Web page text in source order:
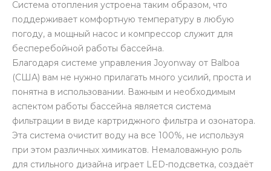
Система отопления устроена таким образом, что
поддерживает комфортную температуру в любую
погоду, а мощный насос и компрессор служит для
бесперебойной работы бассейна.
Благодаря системе управления Joyonway от Balboa
(США) вам не нужно прилагать много усилий, проста и
понятна в использовании. Важным и необходимым
аспектом работы бассейна является система
фильтрации в виде картриджного фильтра и озонатора.
Эта система очистит воду на все 100%, не используя
при этом различных химикатов. Немаловажную роль
для стильного дизайна играет LED-подсветка, создаёт